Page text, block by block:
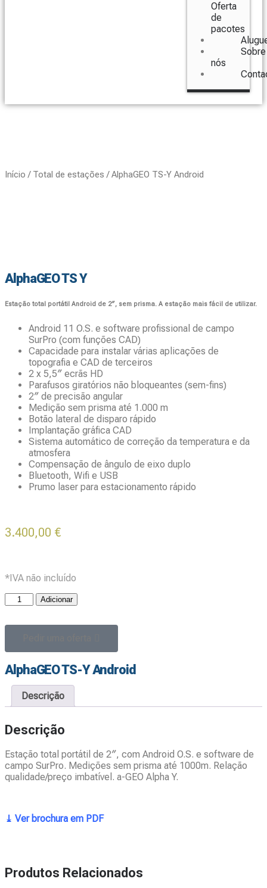
Oferta
de
pacotes
Sobre
nós
Início / Total de estações / AlphaGEO TS-Y Android
AlphaGEO TS Y
Estação total portátil Android de 2″, sem prisma. A estação mais fácil de utilizar.
Android 11 O.S. e software profissional de campo
SurPro (com funções CAD)
Capacidade para instalar várias aplicações de
topografia e CAD de terceiros
2 x 5,5″ ecrãs HD
Parafusos giratórios não bloqueantes (sem-fins)
2″ de precisão angular
Medição sem prisma até 1.000 m
Botão lateral de disparo rápido
Implantação gráfica CAD
Sistema automático de correção da temperatura e da
atmosfera
Compensação de ângulo de eixo duplo
Bluetooth, Wifi e USB
Prumo laser para estacionamento rápido
3.400,00 €
*IVA não incluído
Adicionar
AlphaGEO TS-Y Android
Descrição
Descrição
Estação total portátil de 2″, com Android O.S. e software de
campo SurPro. Medições sem prisma até 1000m. Relação
qualidade/preço imbatível. a-GEO Alpha Y.
⤓ Ver brochura em PDF
Produtos Relacionados